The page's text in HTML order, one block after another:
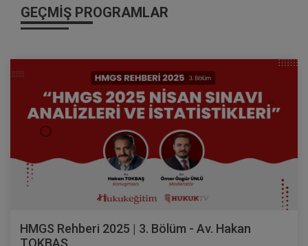
GEÇMIŞ PROGRAMLAR
HMGS Rehberi 2025 | 3. Bölüm - Av. Hakan
TOKBAŞ